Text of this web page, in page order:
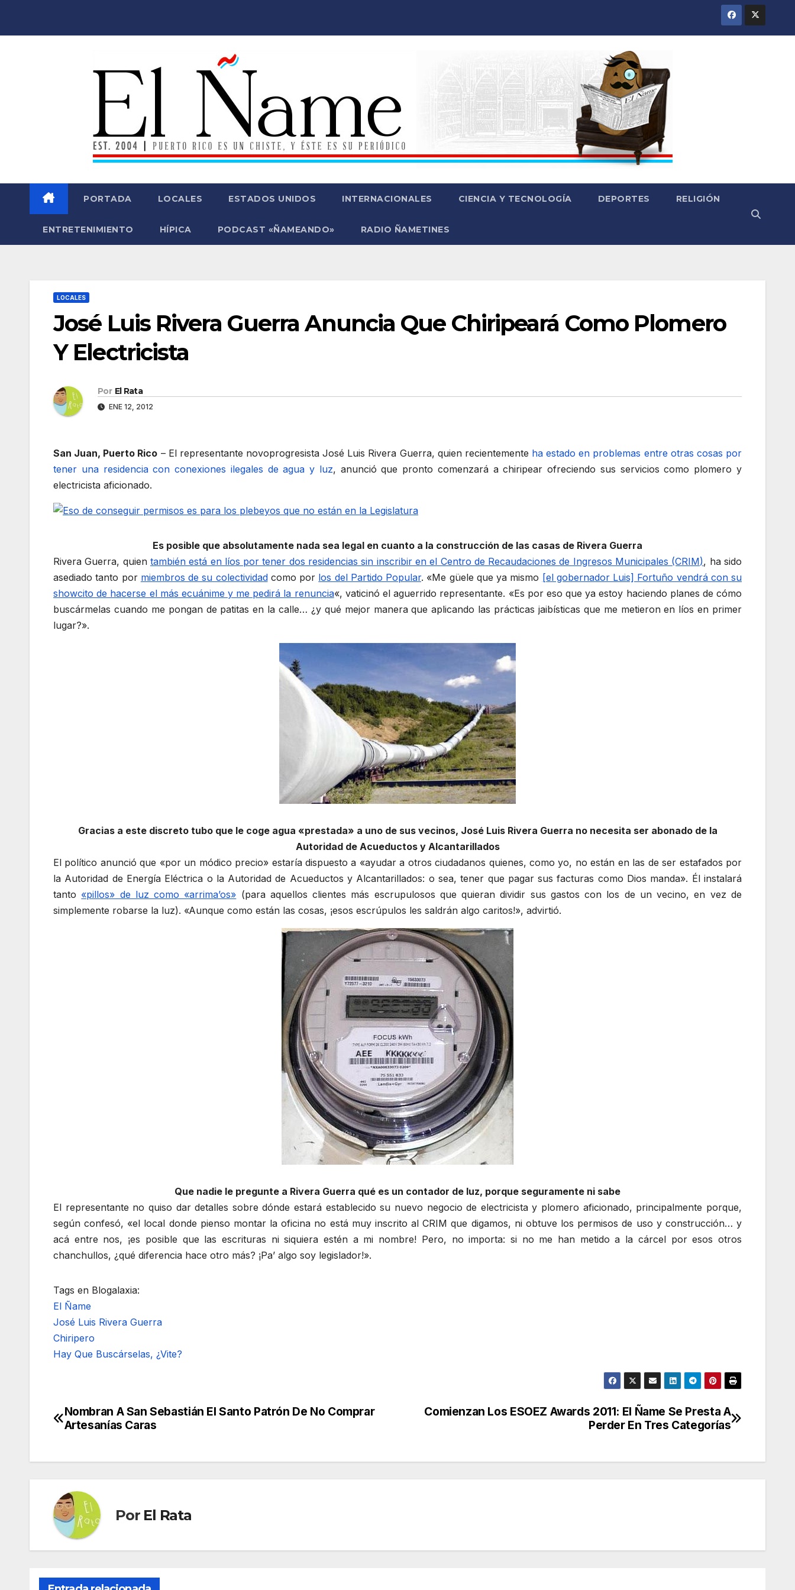
PORTADA LOCALES ESTADOS UNIDOS INTERNACIONALES CIENCIA Y TECNOLOGÍA DEPORTES RELIGIÓN
ENTRETENIMIENTO HÍPICA PODCAST «ÑAMEANDO» RADIO ÑAMETINES
LOCALES
José Luis Rivera Guerra Anuncia Que Chiripeará Como Plomero
Y Electricista
Por El Rata
ENE 12, 2012
San Juan, Puerto Rico – El representante novoprogresista José Luis Rivera Guerra, quien recientemente ha estado en problemas entre otras cosas por
tener una residencia con conexiones ilegales de agua y luz, anunció que pronto comenzará a chiripear ofreciendo sus servicios como plomero y
electricista aficionado.
Es posible que absolutamente nada sea legal en cuanto a la construcción de las casas de Rivera Guerra
Rivera Guerra, quien también está en líos por tener dos residencias sin inscribir en el Centro de Recaudaciones de Ingresos Municipales (CRIM), ha sido
asediado tanto por miembros de su colectividadcomo por los del Partido Popular. «Me güele que ya mismo [el gobernador Luis] Fortuño vendrá con su
showcito de hacerse el más ecuánime y me pedirá la renuncia«, vaticinó el aguerrido representante. «Es por eso que ya estoy haciendo planes de cómo
buscármelas cuando me pongan de patitas en la calle… ¿y qué mejor manera que aplicando las prácticas jaibísticas que me metieron en líos en primer
lugar?».
Gracias a este discreto tubo que le coge agua «prestada» a uno de sus vecinos, José Luis Rivera Guerra no necesita ser abonado de la
Autoridad de Acueductos y Alcantarillados
El político anunció que «por un módico precio» estaría dispuesto a «ayudar a otros ciudadanos quienes, como yo, no están en las de ser estafados por
la Autoridad de Energía Eléctrica o la Autoridad de Acueductos y Alcantarillados: o sea, tener que pagar sus facturas como Dios manda». Él instalará
tanto «pillos» de luz como «arrima’os» (para aquellos clientes más escrupulosos que quieran dividir sus gastos con los de un vecino, en vez de
simplemente robarse la luz). «Aunque como están las cosas, ¡esos escrúpulos les saldrán algo caritos!», advirtió.
Que nadie le pregunte a Rivera Guerra qué es un contador de luz, porque seguramente ni sabe
El representante no quiso dar detalles sobre dónde estará establecido su nuevo negocio de electricista y plomero aficionado, principalmente porque,
según confesó, «el local donde pienso montar la oficina no está muy inscrito al CRIM que digamos, ni obtuve los permisos de uso y construcción… y
acá entre nos, ¡es posible que las escrituras ni siquiera estén a mi nombre! Pero, no importa: si no me han metido a la cárcel por esos otros
chanchullos, ¿qué diferencia hace otro más? ¡Pa’ algo soy legislador!».
Tags en Blogalaxia:
El Ñame
José Luis Rivera Guerra
Chiripero
Hay Que Buscárselas, ¿Vite?
Navegación
entradas
Comienzan Los ESOEZ Awards 2011: El Ñame Se Presta A
Perder En Tres Categorías
Nombran A San Sebastián El Santo Patrón De No Comprar
Artesanías Caras
Por El Rata